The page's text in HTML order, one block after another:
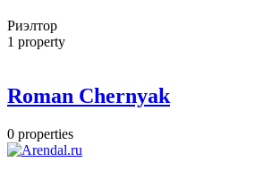
Риэлтор
1 property
Roman Chernyak
0 properties